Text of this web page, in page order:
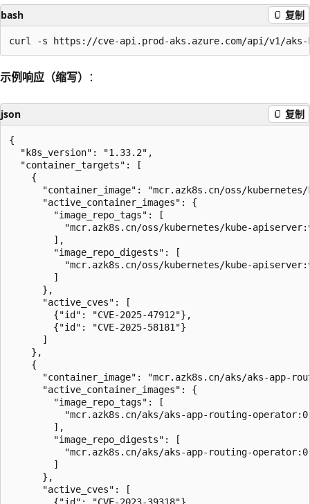
bash 复制
示例响应（缩写） ：
json 复制
{
  "k8s_version": "1.33.2",
  "container_targets": [
    {
"container_image": "mcr.azk8s.cn/oss/
      "active_container_images": {
        "image_repo_tags": [
"mcr.azk8s.cn/oss/kubernetes/kube-
        ],
        "image_repo_digests": [
"mcr.azk8s.cn/oss/kubernetes/kube-
        ]
      },
      "active_cves": [
        {"id": "CVE-2025-47912"},
        {"id": "CVE-2025-58181"}
      ]
    },
    {
"container_image": "mcr.azk8s.cn/aks/aks-app-
      "active_container_images": {
        "image_repo_tags": [
"mcr.azk8s.cn/aks/aks-app-routing-
        ],
        "image_repo_digests": [
"mcr.azk8s.cn/aks/aks-app-routing-
        ]
      },
      "active_cves": [
        {"id": "CVE-2023-39318"},